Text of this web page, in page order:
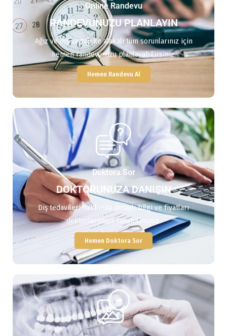
Online Randevu
RANDEVUNUZU PLANLAYIN
Ağız ve diş sağlığı ile alakalı tüm sorunlarınız için
hemen randevunuzu planlayabilirsiniz.
Hemen Randevu Al
Doktora Sor
DOKTORUNUZA DANIŞIN
Diş tedavileri hakkında detaylı bilgi ve fiyatları
doktorlarımıza sorabilirsiniz.
Hemen Doktora Sor